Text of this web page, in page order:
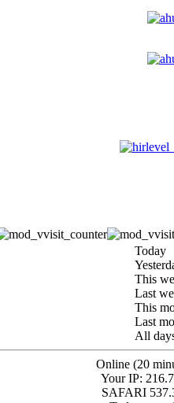
Today
This
Last
This
Last
All
Online (20
Your IP:
SAFARI